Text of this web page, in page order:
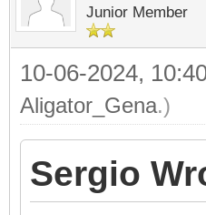
Junior Member
10-06-2024,
Aligator_Gena.)
Sergio